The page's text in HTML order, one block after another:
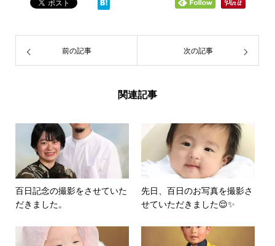
前の記事 次の記事
関連記事
百日記念の撮影をさせていた
だきました。
先日、百日のお写真を撮影さ
せていただきました😌✨